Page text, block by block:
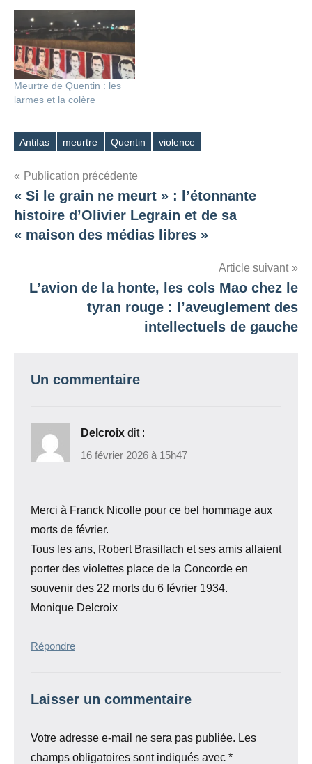
Meurtre de Quentin : les
larmes et la colère
Étiquettes
Antifas meurtre Quentin violence
Navigation
de
l’article
Publication précédente
« Si le grain ne meurt » : l’étonnante
histoire d’Olivier Legrain et de sa
« maison des médias libres »
Article suivant
L’avion de la honte, les cols Mao chez le
tyran rouge : l’aveuglement des
intellectuels de gauche
Un commentaire
Delcroix dit :
16 février 2026 à 15h47
Merci à Franck Nicolle pour ce bel hommage aux
morts de février.
Tous les ans, Robert Brasillach et ses amis allaient
porter des violettes place de la Concorde en
souvenir des 22 morts du 6 février 1934.
Monique Delcroix
Répondre
Laisser un commentaire
Votre adresse e-mail ne sera pas publiée. Les
champs obligatoires sont indiqués avec *